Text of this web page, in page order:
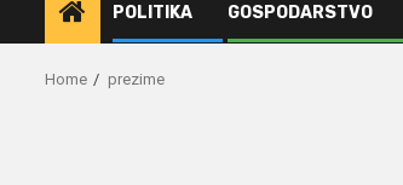
POLITIKA GOSPODARSTVO
Home prezime